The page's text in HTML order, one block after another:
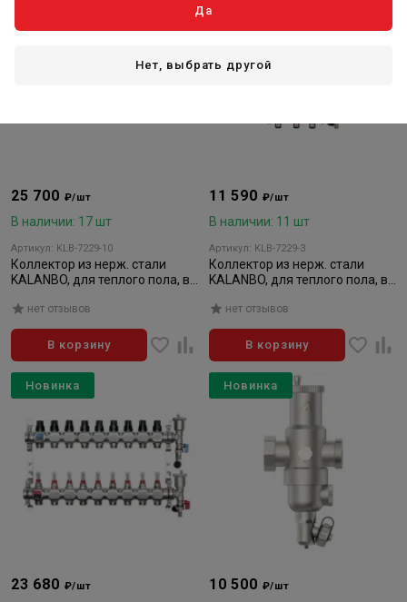
25 700 ₽/шт
В наличии: 17 шт
Артикул: KLB-7229-10
Коллектор из нерж. стали
KALANBO, для теплого пола, в
компл.
нет отзывов
В корзину
11 590 ₽/шт
В наличии: 11 шт
Артикул: KLB-7229-3
Коллектор из нерж. стали
KALANBO, для теплого пола, в
нет отзывов
В корзину
23 680 ₽/шт
Новинка
10 500 ₽/шт
Новинка
Да
Нет, выбрать другой